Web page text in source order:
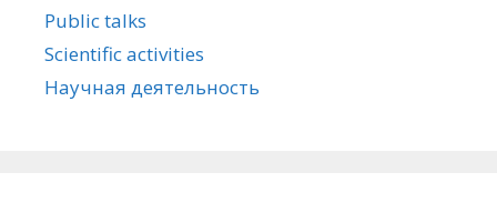
Public talks
Scientific activities
Научная деятельность